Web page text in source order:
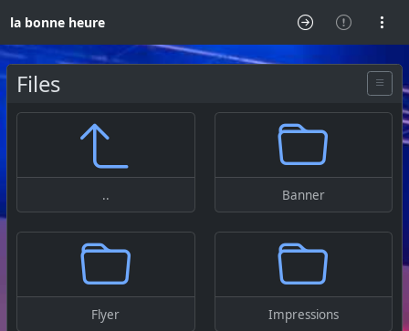
la bonne heure
Files
.. Banner
Flyer Impressions